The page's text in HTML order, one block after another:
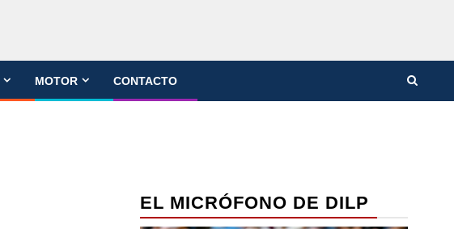
MOTOR CONTACTO
EL MICRÓFONO DE DILP